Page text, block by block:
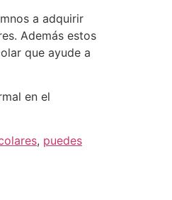
a adquirir
Además estos
que ayude a
en el
, puedes